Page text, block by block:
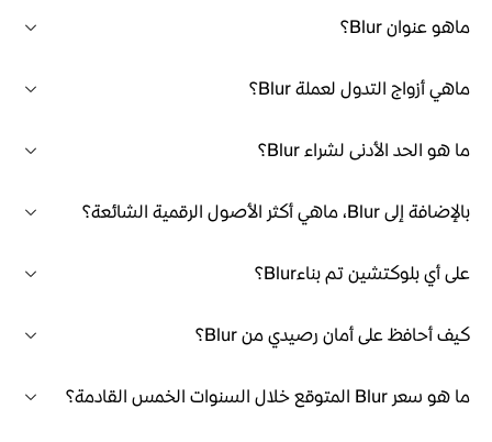
ماهو عنوان Blur؟
ماهي أزواج التدول لعملة Blur؟
ما هو الحد الأدنى لشراء Blur؟
بالإضافة إلى Blur، ماهي أكثر الأصول الرقمية الشائعة؟
على أي بلوكتشين تم بناءBlur؟
كيف أحافظ على أمان رصيدي من Blur؟
ما هو سعر Blur المتوقع خلال السنوات الخمس القادمة؟